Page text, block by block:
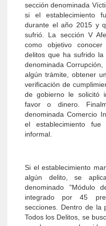
sección denominada
si el establecimiento
durante el año 2015 y
sufrió. La sección V
como objetivo
delitos que ha sufrido
denominada
algún trámite, obtener
verificación de
de gobierno le solicitó
favor o dinero.
denominada Comercio
el establecimiento
informal.
Si el establecimiento
algún delito, se
denominado "Módulo
integrado por 45
secciones. Dentro de la
Todos los Delitos, se